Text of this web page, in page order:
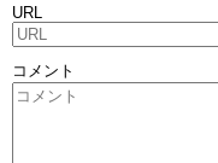
URL
コメント